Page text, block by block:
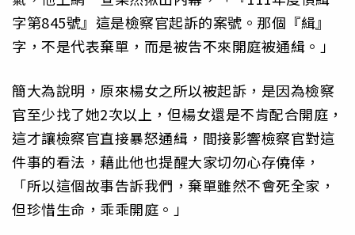
字第845號』這是檢察官起訴的案號。那個『緝』
字，不是代表棄單，而是被告不來開庭被通緝。」
簡大為說明，原來楊女之所以被起訴，是因為檢察
官至少找了她2次以上，但楊女還是不肯配合開庭，
這才讓檢察官直接暴怒通緝，間接影響檢察官對這
件事的看法，藉此他也提醒大家切勿心存僥倖，
「所以這個故事告訴我們，棄單雖然不會死全家，
但珍惜生命，乖乖開庭。」